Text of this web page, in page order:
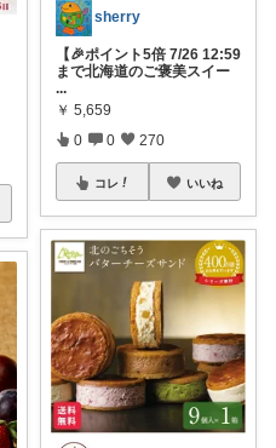
sherry
【🎉ポイント5倍 7/26 12:59
まで北海道のご褒美スイー
...
￥ 5,659
0 0 270
コレ いいね